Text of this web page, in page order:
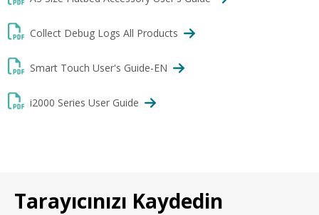
Collect Debug Logs All Products
Smart Touch User's Guide-EN
i2000 Series User Guide
Tarayıcınızı Kaydedin